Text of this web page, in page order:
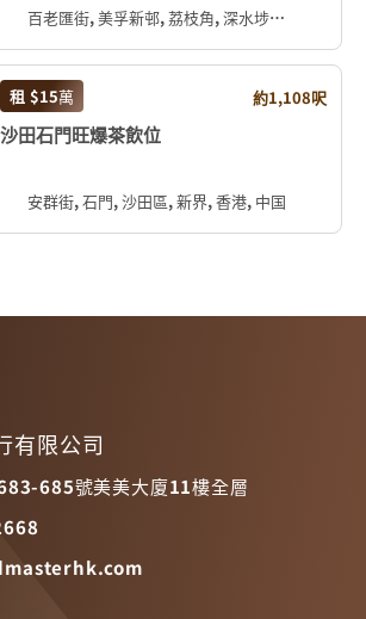
百老匯街, 美孚新邨, 荔枝角, 深水埗區, 九龍, 香港, 中国
租 $15萬 約1,108呎
沙田石門旺爆茶飲位
安群街, 石門, 沙田區, 新界, 香港, 中国
有限公司
685號美美大廈11樓全層